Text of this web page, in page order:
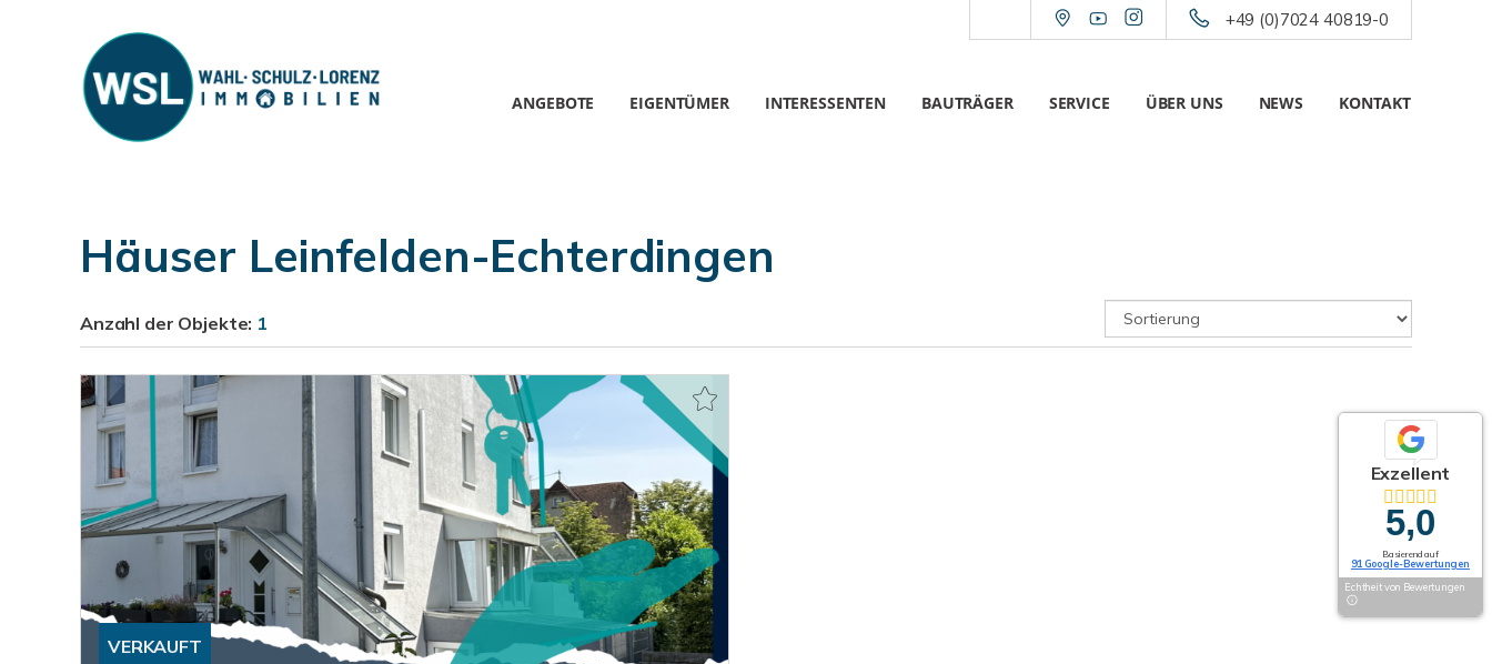
+49 (0)7024 40819-0
ANGEBOTE EIGENTÜMER INTERESSENTEN BAUTRÄGER SERVICE ÜBER UNS NEWS KONTAKT
Häuser Leinfelden-Echterdingen
Anzahl der Objekte: 1
VERKAUFT
Exzellent
5,0
Basierend auf
91 Google-Bewertungen
Echtheit von Bewertungen